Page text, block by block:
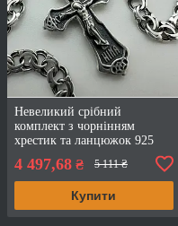
Невеликий срібний
комплект з чорнінням
хрестик та ланцюжок 925
4 497,68 ₴ 5 111 ₴
Купити